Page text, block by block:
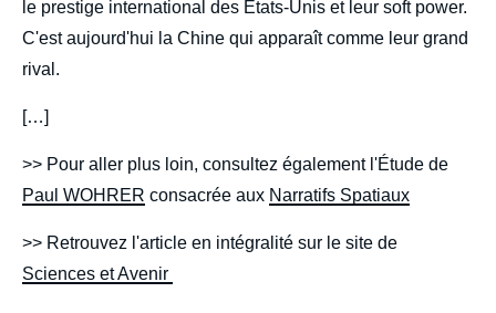
le prestige international des États-Unis et leur soft power.
C'est aujourd'hui la Chine qui apparaît comme leur grand
rival.
[…]
>> Pour aller plus loin, consultez également l'Étude de
Paul WOHRER consacrée aux Narratifs Spatiaux
>> Retrouvez l'article en intégralité sur le site de
Sciences et Avenir